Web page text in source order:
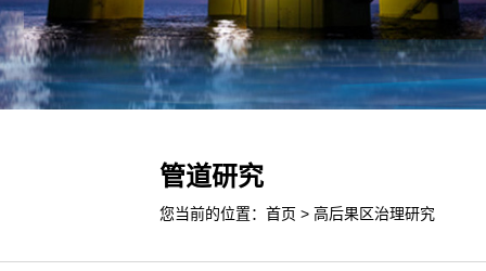
管道研究
您当前的位置： 首页 > 高后果区治理研究